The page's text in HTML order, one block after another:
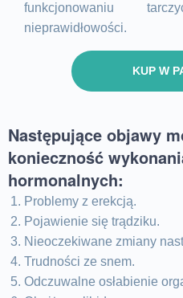
funkcjonowaniu
nieprawidłowości.
KUP W
Następujące objawy
konieczność
hormonalnych:
Problemy z erekcją.
Pojawienie się trądziku.
Nieoczekiwane zmiany
Trudności ze snem.
Odczuwalne osłabienie